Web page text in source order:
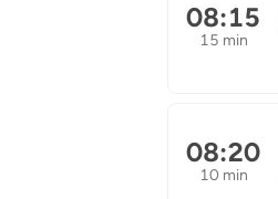
08:15
15 min
08:20
10 min